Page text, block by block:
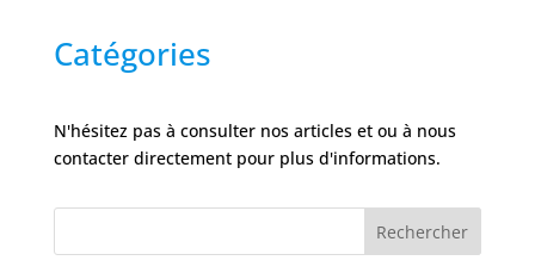
FAQ
cliniques
Catégories
N'hésitez pas à consulter nos articles et ou à nous
contacter directement pour plus d'informations.
Rechercher